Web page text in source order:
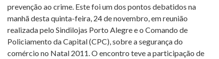
prevenção ao crime. Este foi um dos pontos debatidos na
manhã desta quinta-feira, 24 de novembro, em reunião
realizada pelo Sindilojas Porto Alegre e o Comando de
Policiamento da Capital (CPC), sobre a segurança do
comércio no Natal 2011. O encontro teve a participação de